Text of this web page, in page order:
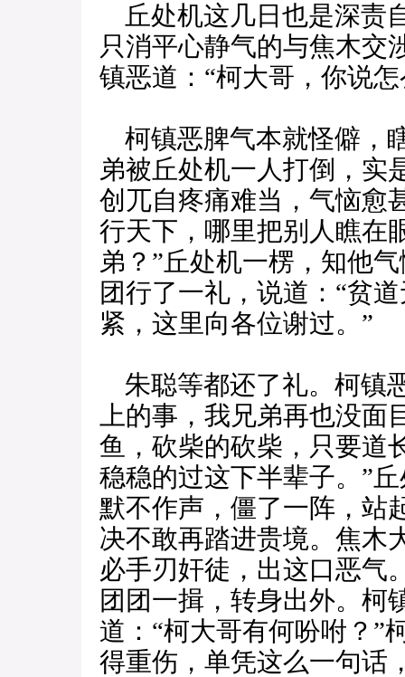
丘处机这几日也是深责
只消平心静气的与焦木交
镇恶道：“柯大哥，你说
柯镇恶脾气本就怪僻，
弟被丘处机一人打倒，实
创兀自疼痛难当，气恼愈
行天下，哪里把别人瞧在
弟？”丘处机一楞，知他
团行了一礼，说道：“贫
紧，这里向各位谢过。”
朱聪等都还了礼。柯镇
上的事，我兄弟再也没
鱼，砍柴的砍柴，只要道
稳稳的过这下半辈子。”
默不作声，僵了一阵，站
决不敢再踏进贵境。焦木
必手刃奸徒，出这口恶气
团团一揖，转身出外。柯
道：“柯大哥有何吩咐？”
得重伤，单凭这么一句话